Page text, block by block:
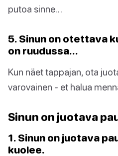
putoa sinne…
5. Sinun on otettava
on ruudussa…
Kun näet tappajan, ota
varovainen - et halua
Sinun on juotava
1. Sinun on juotava
kuolee.